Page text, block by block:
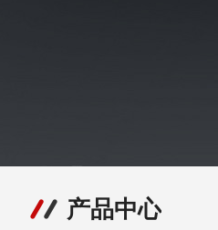
产品中心